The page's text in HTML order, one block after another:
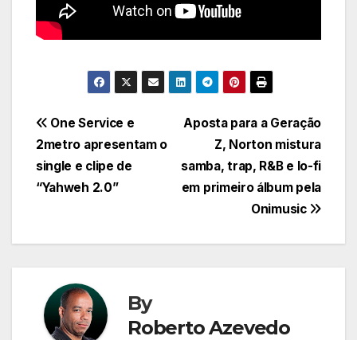
Navegação
de
Post
Aposta para a Geração
Z, Norton mistura
samba, trap, R&B e lo-fi
em primeiro álbum pela
Onimusic
One Service e
2metro apresentam o
single e clipe de
“Yahweh 2.0”
By
Roberto Azevedo